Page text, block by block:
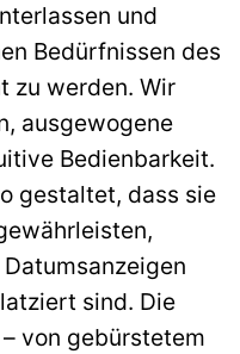
und
Bedürfnissen des
zu werden. Wir
ausgewogene
Bedienbarkeit.
gestaltet, dass sie
sind. Die
von gebürstetem